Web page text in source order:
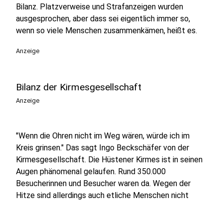
Bilanz. Platzverweise und Strafanzeigen wurden
ausgesprochen, aber dass sei eigentlich immer so,
wenn so viele Menschen zusammenkämen, heißt es.
Anzeige
Bilanz der Kirmesgesellschaft
Anzeige
"Wenn die Ohren nicht im Weg wären, würde ich im
Kreis grinsen." Das sagt Ingo Beckschäfer von der
Kirmesgesellschaft. Die Hüstener Kirmes ist in seinen
Augen phänomenal gelaufen. Rund 350.000
Besucherinnen und Besucher waren da. Wegen der
Hitze sind allerdings auch etliche Menschen nicht